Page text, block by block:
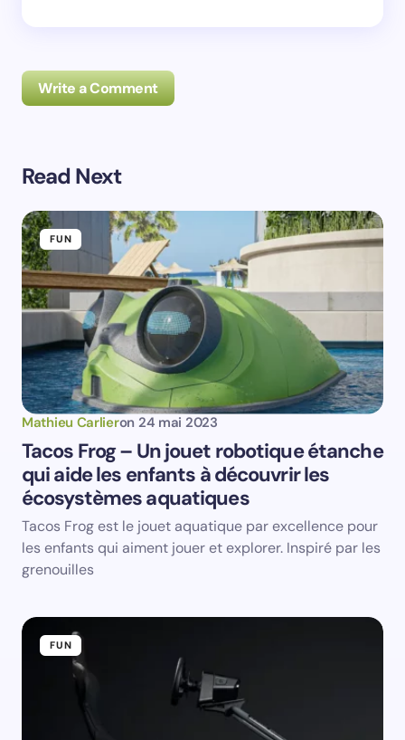
Write a Comment
Votre adresse e-mail ne sera pas publiée.
champs obligatoires sont indiqués avec
Your Comment *
Name *
Email *
Save my name and email in this browser for the
next time I comment.
e-mail.
Prévenez-moi de tous les nouveaux articles par e-
mail.
Submit Comment
Read Next
FUN
Mathieu Carlieron 24 mai 2023
Tacos Frog – Un jouet robotique étanche
qui aide les enfants à découvrir les
écosystèmes aquatiques
Tacos Frog est le jouet aquatique par excellence pour
les enfants qui aiment jouer et explorer. Inspiré par les
grenouilles
FUN